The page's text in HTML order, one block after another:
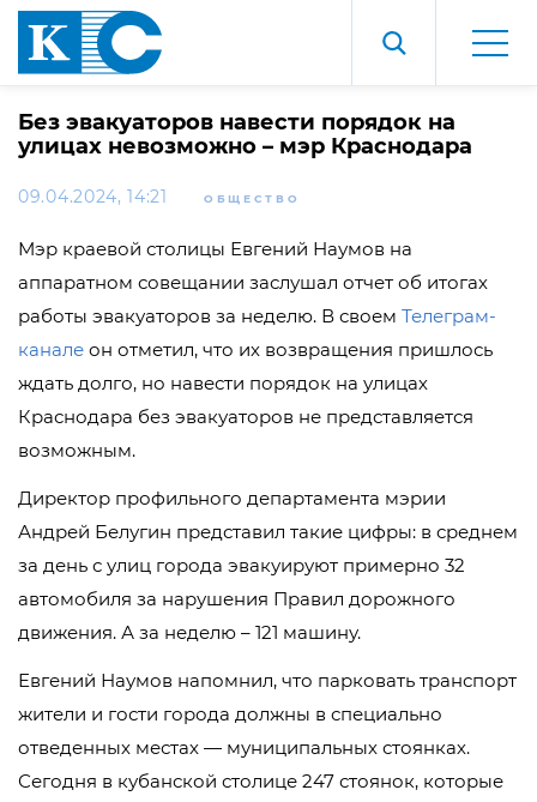
Без эвакуаторов навести порядок на
улицах невозможно – мэр Краснодара
09.04.2024, 14:21 ОБЩЕСТВО
Мэр краевой столицы Евгений Наумов на
аппаратном совещании заслушал отчет об итогах
работы эвакуаторов за неделю. В своем Телеграм-
канале он отметил, что их возвращения пришлось
ждать долго, но навести порядок на улицах
Краснодара без эвакуаторов не представляется
возможным.
Директор профильного департамента мэрии
Андрей Белугин представил такие цифры: в среднем
за день с улиц города эвакуируют примерно 32
автомобиля за нарушения Правил дорожного
движения. А за неделю – 121 машину.
Евгений Наумов напомнил, что парковать транспорт
жители и гости города должны в специально
отведенных местах — муниципальных стоянках.
Сегодня в кубанской столице 247 стоянок, которые